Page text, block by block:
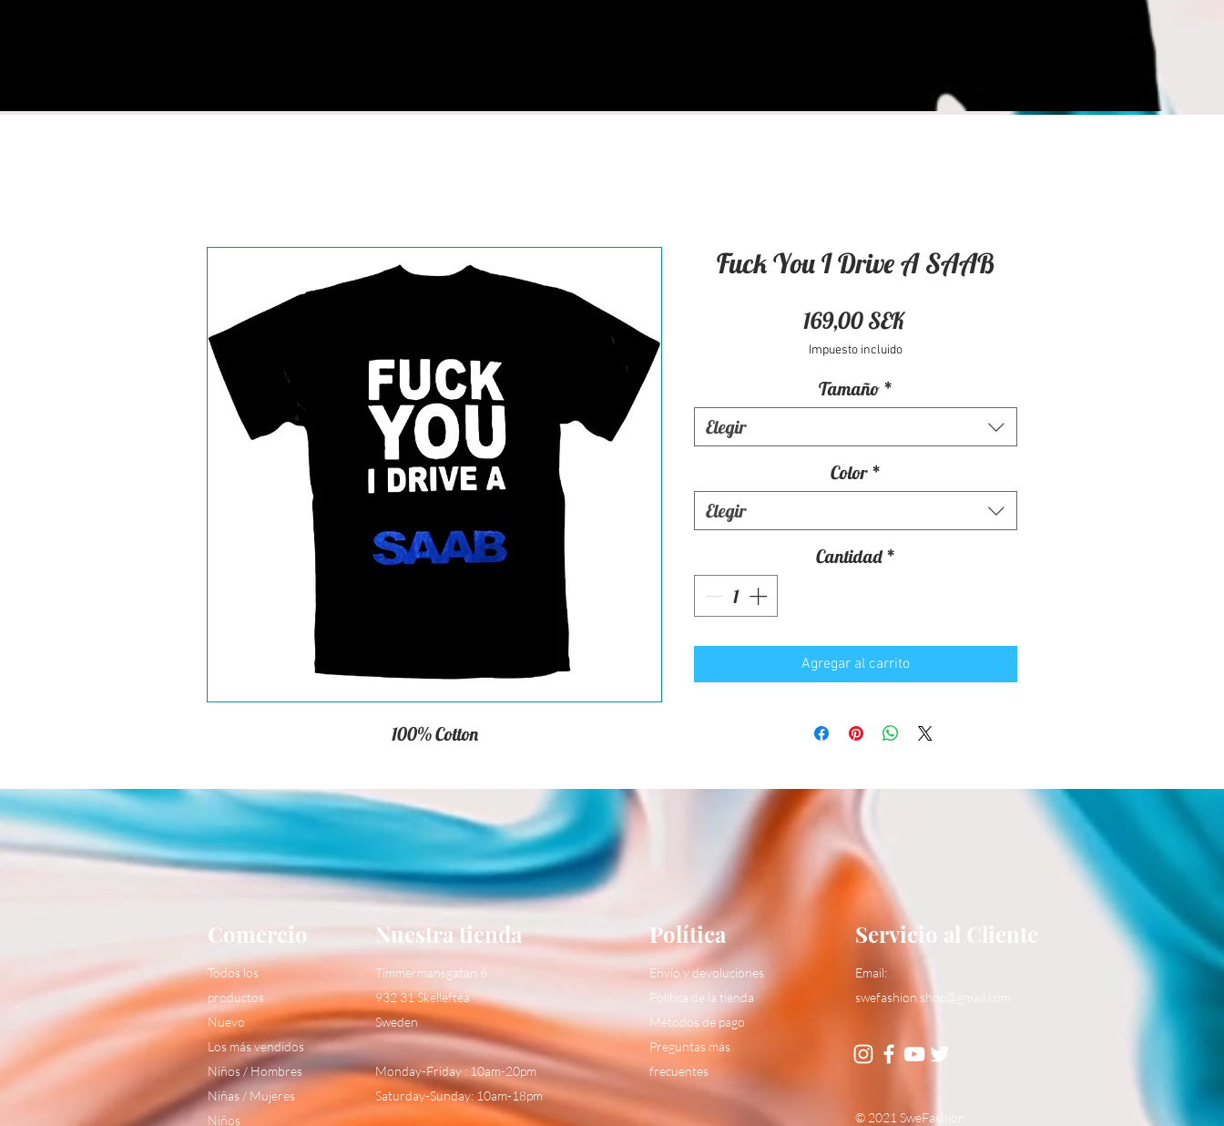
100% Cotton
Fuck You I Drive A SAAB
169,00 SEKPrecio
Impuesto incluido
Tamaño *
Elegir
Color *
Elegir
Cantidad *
Agregar al carrito
Comercio
Todos los
productos
Nuevo
Los más vendidos
Niños / Hombres
Niñas / Mujeres
Niños
Nuestra tienda
Timmermansgatan 6
932 31 Skelleftea
Sweden
Monday-Friday : 10am-20pm
Saturday-Sunday: 10am-18pm
Política
Envío y devoluciones
Política de la tienda
Métodos de pago
Preguntas más
frecuentes
Servicio al Cliente
Email:
swefashion.shop@gmail.com
© 2021 SweFashion